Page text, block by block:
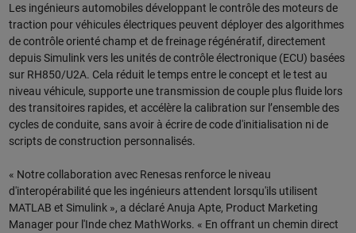
Les ingénieurs automobiles développant le contrôle des moteurs de
traction pour véhicules électriques peuvent déployer des algorithmes
de contrôle orienté champ et de freinage régénératif, directement
depuis Simulink vers les unités de contrôle électronique (ECU) basées
sur RH850/U2A. Cela réduit le temps entre le concept et le test au
niveau véhicule, supporte une transmission de couple plus fluide lors
des transitoires rapides, et accélère la calibration sur l’ensemble des
cycles de conduite, sans avoir à écrire de code d'initialisation ni de
scripts de construction personnalisés.
« Notre collaboration avec Renesas renforce le niveau
d'interopérabilité que les ingénieurs attendent lorsqu'ils utilisent
MATLAB et Simulink », a déclaré Anuja Apte, Product Marketing
Manager pour l'Inde chez MathWorks. « En offrant un chemin direct